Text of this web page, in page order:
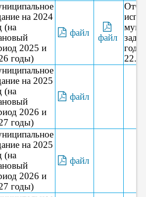
на 2024
(на
2025 и
годы)
файл файл
год
на 2025
(на
2026 и
годы)
файл
на 2025
(на
2026 и
годы)
файл